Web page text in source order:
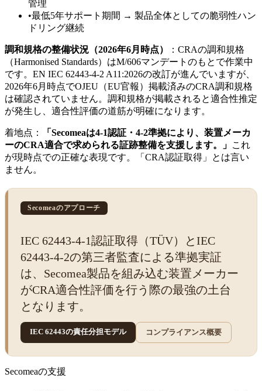
管理
•最低5年サポート期間 → 製品全体としての脆弱性ハン
ドリング継続
調和規格の整備状況（2026年6月時点）
：CRAの調和規格
（Harmonised Standards）はM/606マンデートのもとで作業中
です。EN IEC 62443-4-2 A11:2026の改訂が進んでいますが、
2026年6月時点でOJEU（EU官報）掲載済みのCRA調和規格
は確認されていません。調和規格が掲載されると適合性推定
が発生し、適合性評価の道筋が明確になります。
着地点：
「Secomeaは4-1認証・4-2準拠により、装置メーカ
ーのCRA適合で求められる証跡整備を支援します。」 これ
が現時点での正確な表現です。「CRA認証取得」とは言い
ません。
Secomeaのアプローチ
IEC 62443-4-1認証取得（TÜV）とIEC
62443-4-2の第三者監査による準拠実証
は、Secomea製品を組み込む装置メーカー
がCRA適合性評価を行う際の最強の土台
となります。
IEC 62443の責任分担モデル コンプライアンス概要
Secomeaの支援